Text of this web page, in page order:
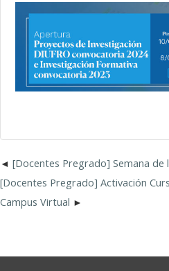
[Docentes Pregrado] Semana de
[Docentes Pregrado] Activación
Campus Virtual